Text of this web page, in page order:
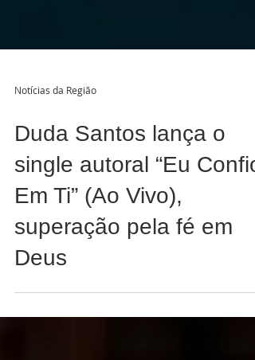
Duda Santos lança o
single autoral “Eu Confio
Em Ti” (Ao Vivo),
superação pela fé em
Deus